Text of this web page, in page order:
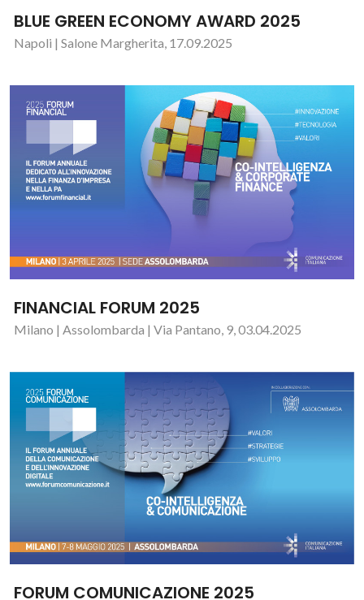
BLUE GREEN ECONOMY AWARD 2025
Napoli | Salone Margherita, 17.09.2025
FINANCIAL FORUM 2025
Milano | Assolombarda | Via Pantano, 9, 03.04.2025
FORUM COMUNICAZIONE 2025